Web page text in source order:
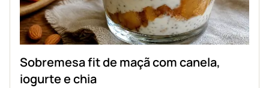
Sobremesa fit de maçã com canela,
iogurte e chia